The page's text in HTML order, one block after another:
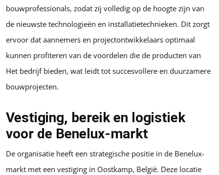
bouwprofessionals, zodat zij volledig op de hoogte zijn van
de nieuwste technologieën en installatietechnieken. Dit zorgt
ervoor dat aannemers en projectontwikkelaars optimaal
kunnen profiteren van de voordelen die de producten van
Het bedrijf bieden, wat leidt tot succesvollere en duurzamere
bouwprojecten.
Vestiging, bereik en logistiek
voor de Benelux-markt
De organisatie heeft een strategische positie in de Benelux-
markt met een vestiging in Oostkamp, België. Deze locatie